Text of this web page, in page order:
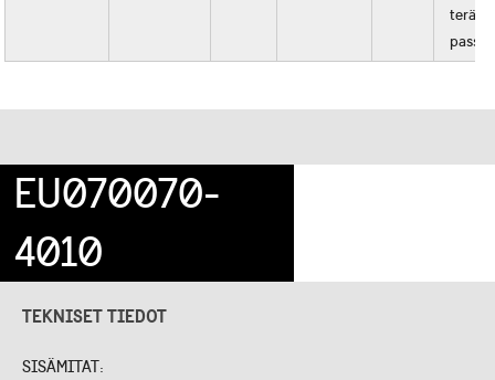
teräs
EU070070-
4010
TEKNISET TIEDOT
SISÄMITAT: